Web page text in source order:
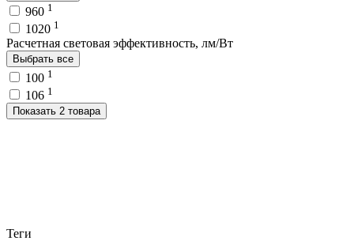
960 1
1020 1
Расчетная световая эффективность, лм/Вт
Выбрать все
100 1
106 1
Показать 2 товара
Теги